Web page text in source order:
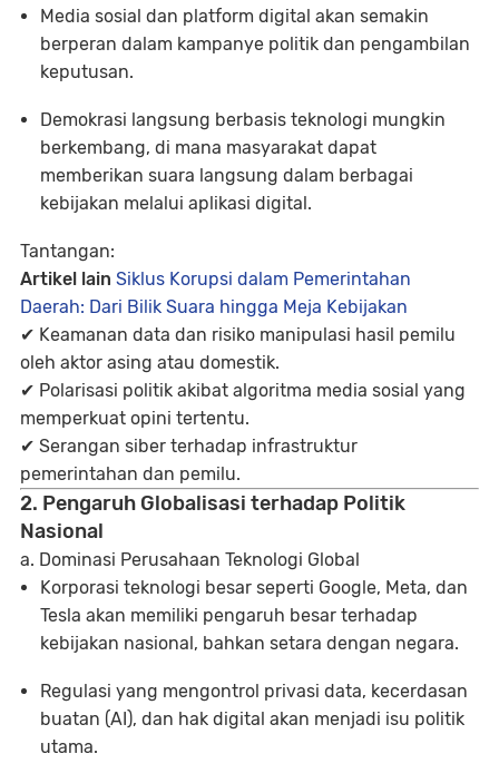
Media sosial dan platform digital akan semakin
berperan dalam kampanye politik dan pengambilan
keputusan.
Demokrasi langsung berbasis teknologi mungkin
berkembang, di mana masyarakat dapat
memberikan suara langsung dalam berbagai
kebijakan melalui aplikasi digital.
Tantangan:
Artikel lain Siklus Korupsi dalam Pemerintahan
Daerah: Dari Bilik Suara hingga Meja Kebijakan
✔ Keamanan data dan risiko manipulasi hasil pemilu
oleh aktor asing atau domestik.
✔ Polarisasi politik akibat algoritma media sosial yang
memperkuat opini tertentu.
✔ Serangan siber terhadap infrastruktur
pemerintahan dan pemilu.
2. Pengaruh Globalisasi terhadap Politik
Nasional
a. Dominasi Perusahaan Teknologi Global
Korporasi teknologi besar seperti Google, Meta, dan
Tesla akan memiliki pengaruh besar terhadap
kebijakan nasional, bahkan setara dengan negara.
Regulasi yang mengontrol privasi data, kecerdasan
buatan (AI), dan hak digital akan menjadi isu politik
utama.